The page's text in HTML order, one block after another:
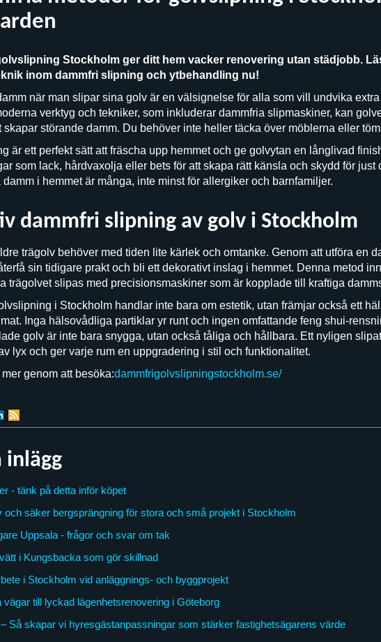
Stockholm ger ditt hem vacker renovering utan städjobb.
inom dammfri slipning och ytbehandling nu!
när man slipar sina golv är en välsignelse för alla som vill undvika
verktyg och tekniker, som inkluderar dammfria slipmaskiner, kan
skapar störande damm. Du behöver inte heller täcka över möblerna eller
är ett perfekt sätt att fräscha upp hemmet och ge golvytan en långlivad
som lack, hårdvaxolja eller bets för att skapa rätt känsla och skydd för just
damm i hemmet är många, inte minst för allergiker och barnfamiljer.
dammfri slipning av golv i Stockholm
trägolv behöver med tiden lite kärlek och omtanke. Genom att utföra en
sin tidigare prakt och bli ett dekorativt inslag i hemmet. Denna metod
trägolvet slipas med precisionsmaskiner som är kopplade till kraftiga
i Stockholm handlar inte bara om estetik, utan främjar också ett
Inga hälsovådliga partiklar yr runt och ingen omfattande feng shui-
golv är inte bara snygga, utan också tåliga och hållbara. Ett nyligen
lyx och ger varje rum en uppgradering i stil och funktionalitet.
genom att besöka:dammfrigolvslipningstockholm.se/
inlägg
- tänk på detta inför köpet
och säker bergsprängning för stora och små projekt i Stockholm
Uppsala - frågor och svar om tak
i Kungsbacka som gör skillnad
i Stockholm vid anläggnings- och byggprojekt
vägar till lyckad lägenhetsrenovering i Göteborg
Så skapar vi hyresgästanpassningar som stärker fastighetsägarens värde